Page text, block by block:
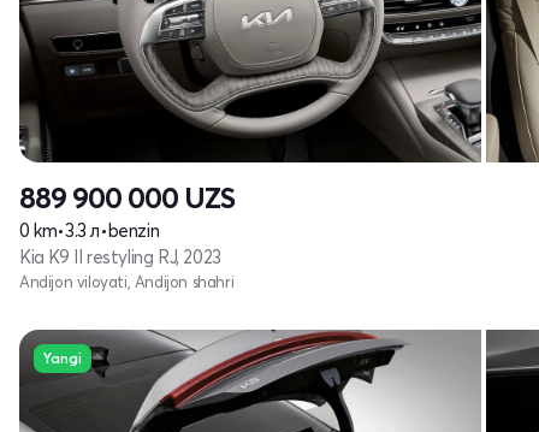
889 900 000 UZS
0 km•3.3 л•benzin
Kia K9 II restyling RJ, 2023
Andijon viloyati, Andijon shahri
Yangi